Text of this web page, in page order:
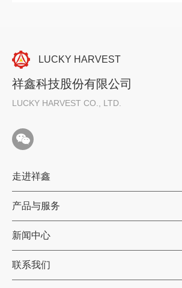
LUCKY HARVEST
祥鑫科技股份有限公司
LUCKY HARVEST CO., LTD.
走进祥鑫
产品与服务
新闻中心
联系我们